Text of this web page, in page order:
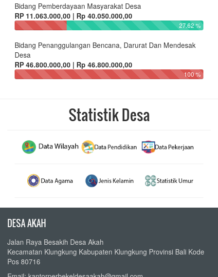
Bidang Pemberdayaan Masyarakat Desa
RP 11.063.000,00 | Rp 40.050.000,00
27.62 %
Bidang Penanggulangan Bencana, Darurat Dan Mendesak
Desa
RP 46.800.000,00 | Rp 46.800.000,00
100 %
Statistik Desa
DESA AKAH
Jalan Raya Besakih Desa Akah
Kecamatan Klungkung Kabupaten Klungkung Provinsi Bali Kode
Pos 80716